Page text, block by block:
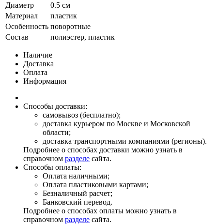
Диаметр
0.5 см
Материал
пластик
Особенность поворотные
Состав
полиэстер, пластик
Наличие
Доставка
Оплата
Информация
Способы доставки:
самовывоз (бесплатно);
доставка курьером по Москве и Московской
области;
доставка транспортными компаниями (регионы).
Подробнее о способах доставки можно узнать в
справочном разделе сайта.
Способы оплаты:
Оплата наличными;
Оплата пластиковыми картами;
Безналичный расчет;
Банковский перевод.
Подробнее о способах оплаты можно узнать в
справочном разделе сайта.